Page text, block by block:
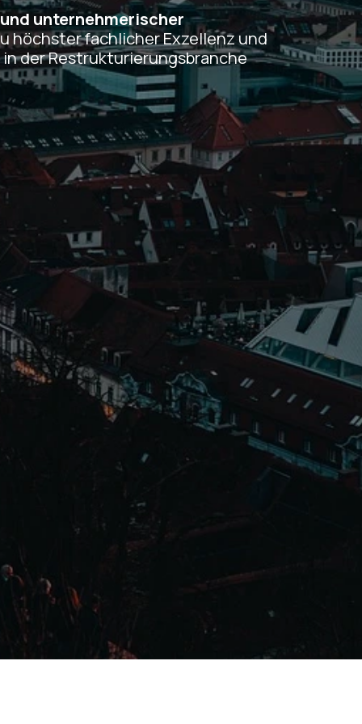
unternehmerischer
höchster fachlicher Exzellenz und
der Restrukturierungsbranche